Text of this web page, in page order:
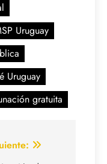
Uruguay
Uruguay
gratuita